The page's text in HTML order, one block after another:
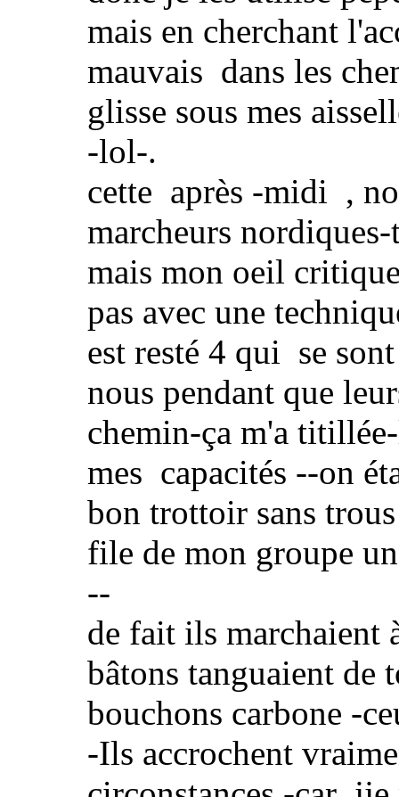
mais en cherchant
mauvais dans les
glisse sous mes
-lol-.
cette après -midi ,
marcheurs
mais mon oeil
pas avec une
est resté 4 qui se
nous pendant que
chemin-ça m'a
mes capacités --on
bon trottoir sans
file de mon groupe
--
de fait ils marchaient
bâtons tanguaient de
bouchons carbone -
-Ils accrochent